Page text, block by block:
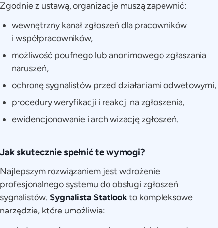
Zgodnie z ustawą, organizacje muszą zapewnić:
wewnętrzny kanał zgłoszeń dla pracowników
i współpracowników,
możliwość poufnego lub anonimowego zgłaszania
naruszeń,
ochronę sygnalistów przed działaniami odwetowymi,
procedury weryfikacji i reakcji na zgłoszenia,
ewidencjonowanie i archiwizację zgłoszeń.
Jak skutecznie spełnić te wymogi?
Najlepszym rozwiązaniem jest wdrożenie
profesjonalnego systemu do obsługi zgłoszeń
sygnalistów. Sygnalista Statlookto kompleksowe
narzędzie, które umożliwia: